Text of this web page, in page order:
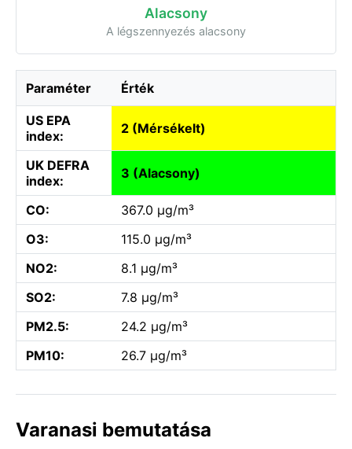
Alacsony
A légszennyezés alacsony
Paraméter Érték
US EPA
index:
2 (Mérsékelt)
UK DEFRA
index:
3 (Alacsony)
CO:
367.0 µg/m³
O3:
115.0 µg/m³
NO2:
8.1 µg/m³
SO2:
7.8 µg/m³
PM2.5:
24.2 µg/m³
PM10:
26.7 µg/m³
Varanasi bemutatása